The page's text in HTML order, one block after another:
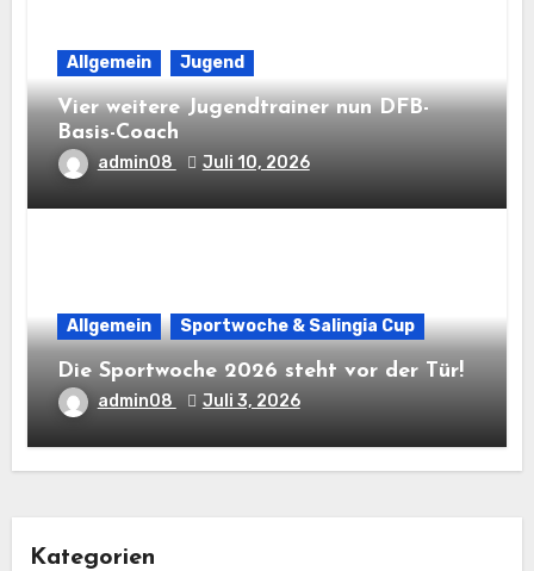
Allgemein Jugend
Vier weitere Jugendtrainer nun DFB-
Basis-Coach
admin08 Juli 10, 2026
Allgemein Sportwoche & Salingia Cup
Die Sportwoche 2026 steht vor der Tür!
admin08 Juli 3, 2026
Kategorien